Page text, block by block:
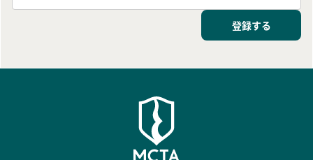
登録する